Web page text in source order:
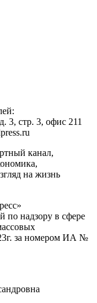
3, стр. 3, офис 211
канал,
на жизнь
по надзору в сфере
за номером ИА №